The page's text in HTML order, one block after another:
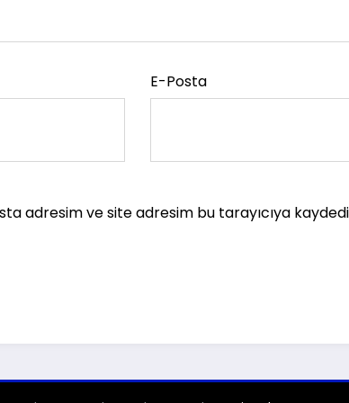
E-Posta
adresim ve site adresim bu tarayıcıya